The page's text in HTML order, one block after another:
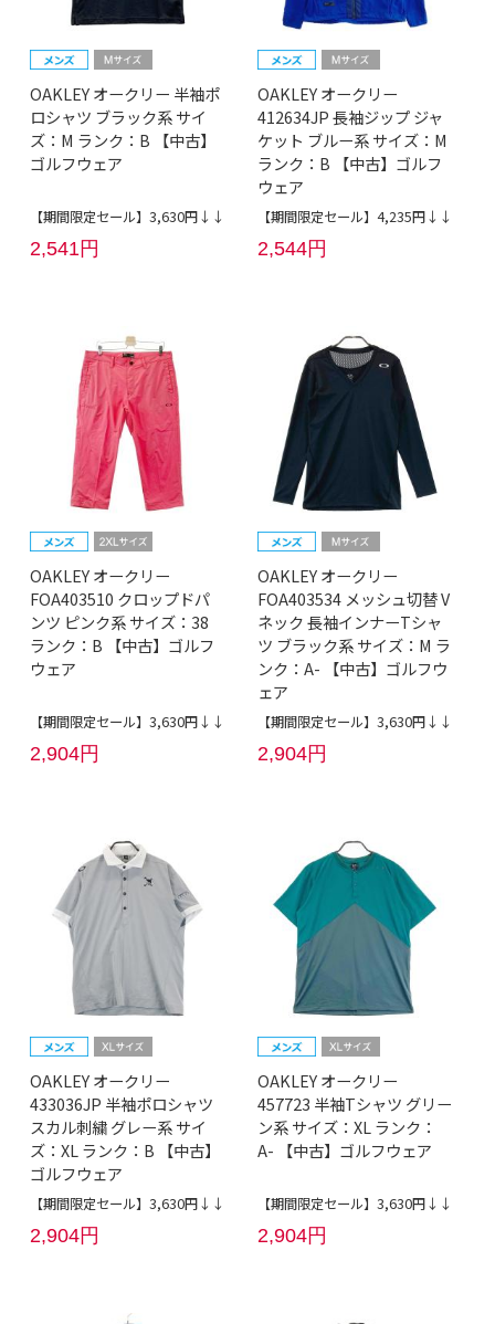
OAKLEY オークリー 半袖ポ
ロシャツ ブラック系 サイ
ズ：M ランク：B 【中古】
ゴルフウェア
【期間限定セール】3,630円↓↓
2,541円
OAKLEY オークリー
412634JP 長袖ジップ ジャ
ケット ブルー系 サイズ：M
ランク：B 【中古】ゴルフ
ウェア
【期間限定セール】4,235円↓↓
2,544円
OAKLEY オークリー
FOA403510 クロップドパ
ンツ ピンク系 サイズ：38
ランク：B 【中古】ゴルフ
ウェア
【期間限定セール】3,630円↓↓
2,904円
OAKLEY オークリー
FOA403534 メッシュ切替 V
ネック 長袖インナーTシャ
ツ ブラック系 サイズ：M ラ
ンク：A- 【中古】ゴルフウ
ェア
【期間限定セール】3,630円↓↓
2,904円
OAKLEY オークリー
433036JP 半袖ポロシャツ
スカル刺繍 グレー系 サイ
ズ：XL ランク：B 【中古】
ゴルフウェア
【期間限定セール】3,630円↓↓
2,904円
OAKLEY オークリー
457723 半袖Tシャツ グリー
ン系 サイズ：XL ランク：
A- 【中古】ゴルフウェア
【期間限定セール】3,630円↓↓
2,904円